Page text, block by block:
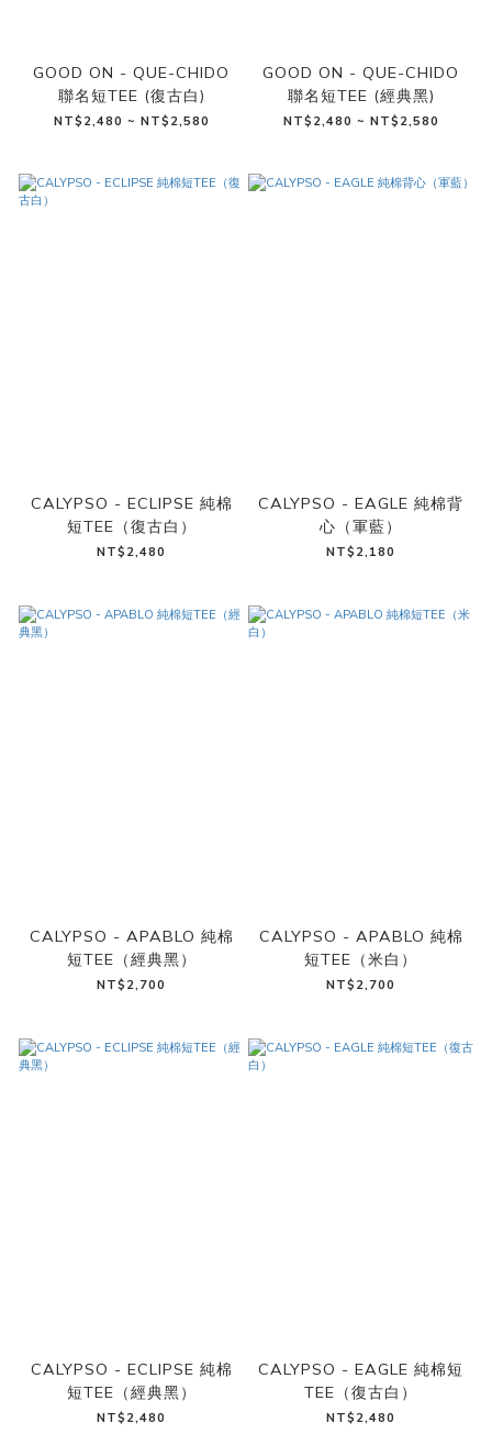
GOOD ON - QUE-CHIDO
聯名短TEE (復古白)
NT$2,480 ~ NT$2,580
GOOD ON - QUE-CHIDO
聯名短TEE (經典黑)
NT$2,480 ~ NT$2,580
CALYPSO - ECLIPSE 純棉
短TEE（復古白）
NT$2,480
CALYPSO - EAGLE 純棉背
心（軍藍）
NT$2,180
CALYPSO - APABLO 純棉
短TEE（經典黑）
NT$2,700
CALYPSO - APABLO 純棉
短TEE（米白）
NT$2,700
CALYPSO - ECLIPSE 純棉
短TEE（經典黑）
NT$2,480
CALYPSO - EAGLE 純棉短
TEE（復古白）
NT$2,480